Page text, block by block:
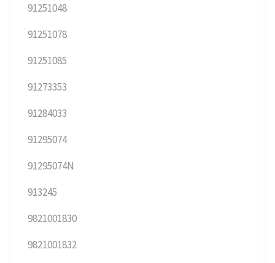
91251048
91251078
91251085
91273353
91284033
91295074
91295074N
913245
9821001830
9821001832